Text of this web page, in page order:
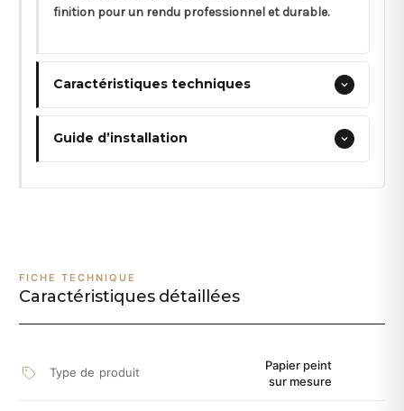
finition pour un rendu professionnel et durable.
Caractéristiques techniques
Guide d’installation
FICHE TECHNIQUE
Caractéristiques détaillées
Type de produit
Papier peint
sur mesure